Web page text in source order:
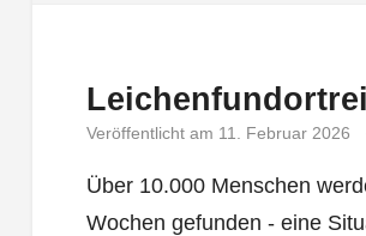
Veröffentlicht am 11. Februar 2026
Über 10.000 Menschen
Wochen gefunden - eine